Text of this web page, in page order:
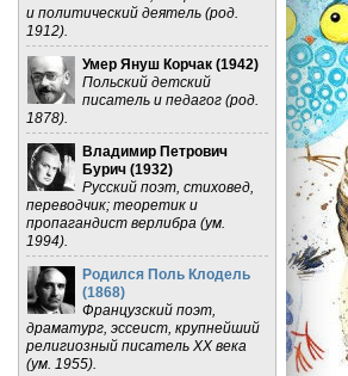
и политический деятель (род.
1912).
Умер Януш Корчак (1942)
Польский детский
писатель и педагог (род.
1878).
Владимир Петрович
Бурич (1932)
Русский поэт, стиховед,
переводчик; теоретик и
пропагандист верлибра (ум.
1994).
Родился Поль Клодель
(1868)
Французский поэт,
драматург, эссеист, крупнейший
религиозный писатель XX века
(ум. 1955).